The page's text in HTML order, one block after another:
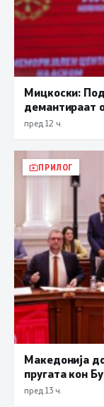
Мицкоски:
демантираат
пред 12 ч.
ПРИЛОГ
Македонија
пругата кон
пред 13 ч.